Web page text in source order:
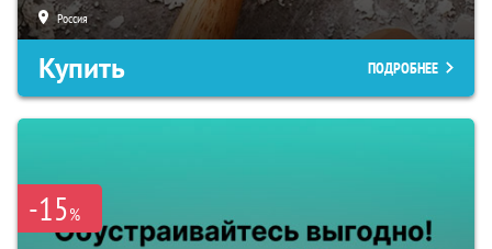
Россия
Купить ПОДРОБНЕЕ
-15%